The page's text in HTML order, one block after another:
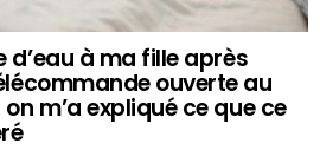
d’eau à ma fille après
ouverte au
m’a expliqué ce que ce